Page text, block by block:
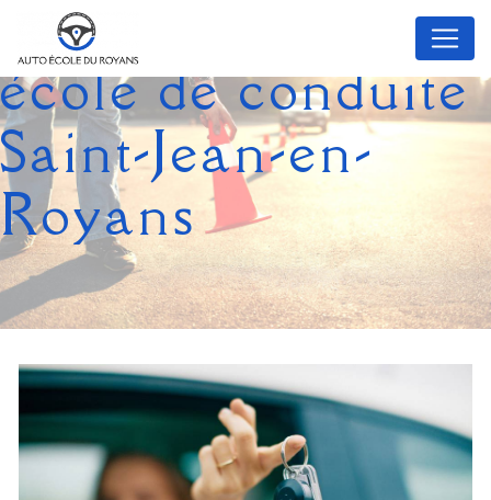
école de conduite
Saint-Jean-en-
Royans
Panneau de gestion des cookies